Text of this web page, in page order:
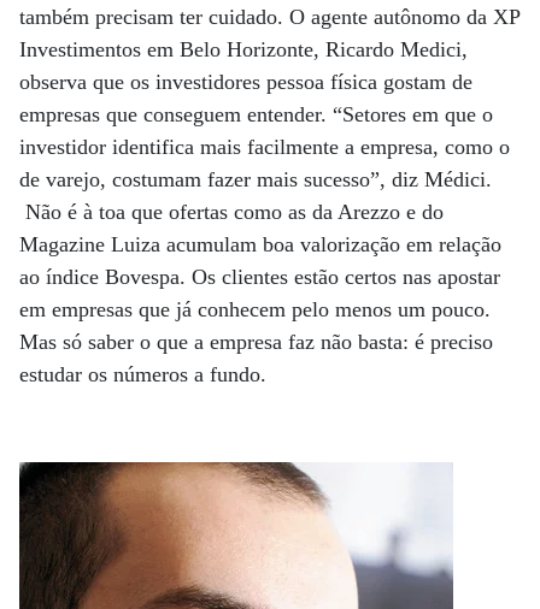
também precisam ter cuidado. O agente autônomo da XP
Investimentos em Belo Horizonte, Ricardo Medici,
observa que os investidores pessoa física gostam de
empresas que conseguem entender. “Setores em que o
investidor identifica mais facilmente a empresa, como o
de varejo, costumam fazer mais sucesso”, diz Médici.
Não é à toa que ofertas como as da Arezzo e do
Magazine Luiza acumulam boa valorização em relação
ao índice Bovespa. Os clientes estão certos nas apostar
em empresas que já conhecem pelo menos um pouco.
Mas só saber o que a empresa faz não basta: é preciso
estudar os números a fundo.